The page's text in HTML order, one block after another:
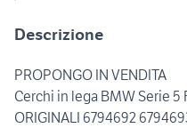
Descrizione
PROPONGO IN VENDITA
Cerchi in lega BMW Serie 5
ORIGINALI 6794692